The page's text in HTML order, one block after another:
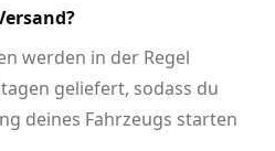
werden in der Regel
geliefert, sodass du
deines Fahrzeugs starten